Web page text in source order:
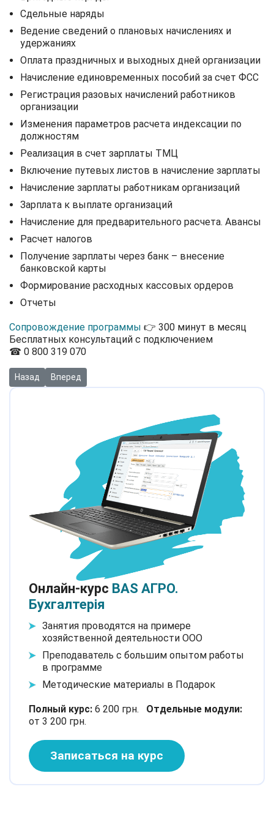
Сдельные наряды
Ведение сведений о плановых начислениях и
удержаниях
Оплата праздничных и выходных дней организации
Начисление единовременных пособий за счет ФСС
Регистрация разовых начислений работников
организации
Изменения параметров расчета индексации по
должностям
Реализация в счет зарплаты ТМЦ
Включение путевых листов в начисление зарплаты
Начисление зарплаты работникам организаций
Зарплата к выплате организаций
Начисление для предварительного расчета. Авансы
Расчет налогов
Получение зарплаты через банк – внесение
банковской карты
Формирование расходных кассовых ордеров
Отчеты
Сопровождение программы 👉 300 минут в месяц
Бесплатных консультаций с подключением
☎ 0 800 319 070
Предыдущий: Видео: Учет биологических активов в "BAS АГРО.
Назад Следующий: Видео: Учет затрат и расчет
Вперед
Онлайн-курс BAS АГРО.
Бухгалтерія
Занятия проводятся на примере
хозяйственной деятельности ООО
Преподаватель с большим опытом работы
в программе
Методические материалы в Подарок
Полный курс: 6 200 грн. Отдельные модули:
от 3 200 грн.
Записаться на курс